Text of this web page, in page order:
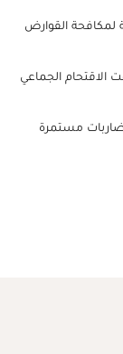
لمكافحة القوارض
الاقتحام الجماعي
مستمرة